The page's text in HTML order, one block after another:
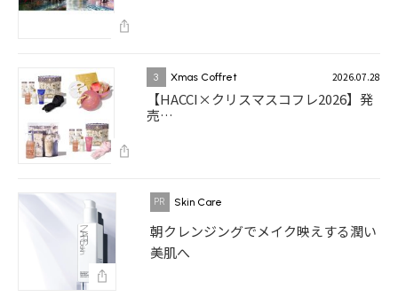
3 Xmas Coffret 2026.07.28
【HACCI×クリスマスコフレ2026】発
売…
Skin Care
朝クレンジングでメイク映えする潤い
美肌へ